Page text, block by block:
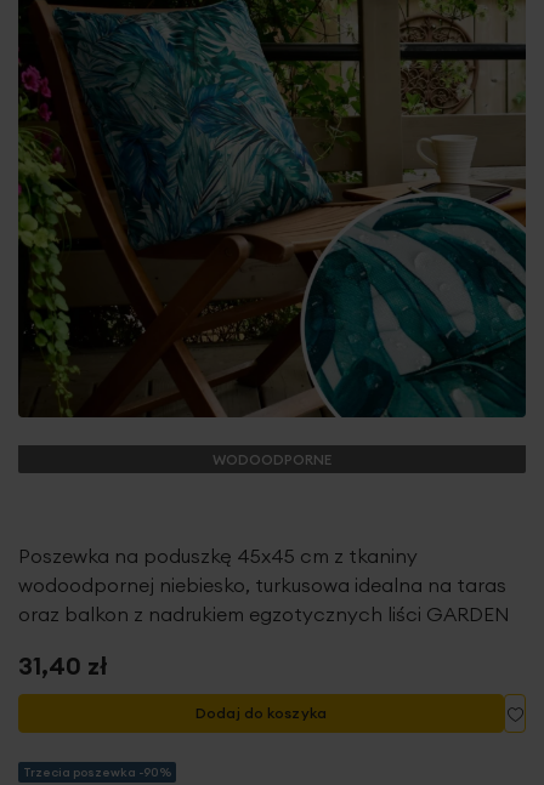
WODOODPORNE
Poszewka na poduszkę 45x45 cm z tkaniny
wodoodpornej niebiesko, turkusowa idealna na taras
oraz balkon z nadrukiem egzotycznych liści GARDEN
31,40 zł
Dodaj do koszyka
Trzecia poszewka -90%